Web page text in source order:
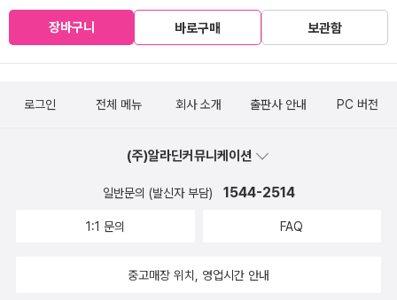
장바구니 바로구매 보관함
로그인 전체 메뉴 회사 소개 출판사 안내 PC 버전
(주)알라딘커뮤니케이션
일반문의 (발신자 부담) 1544-2514
1:1 문의 FAQ
중고매장 위치, 영업시간 안내